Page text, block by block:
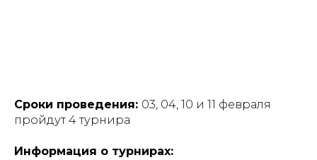
Сроки проведения: 03, 04, 10 и 11 февраля
пройдут 4 турнира
Информация о турнирах: